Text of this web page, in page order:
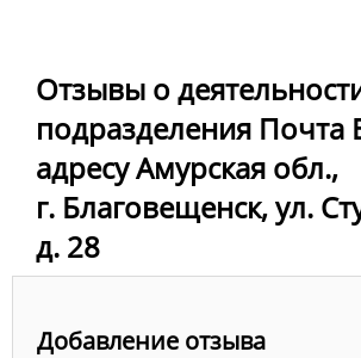
Отзывы о
подразделения Почта
адресу Амурская обл.,
г. Благовещенск, ул.
д. 28
Добавление отзыва